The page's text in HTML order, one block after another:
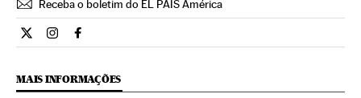
Receba o boletim do EL PAÍS América
Internacional El País Brasil en Twitter
Internacional El País Brasil en Instagram
Internacional El País Brasil en Facebook
MAIS INFORMAÇÕES